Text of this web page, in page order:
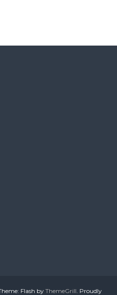
Flash byThemeGrill . Proudly